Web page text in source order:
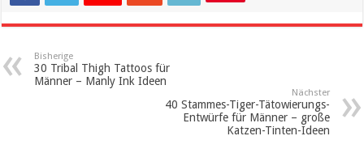
Bisherige
30 Tribal Thigh Tattoos für
Männer – Manly Ink Ideen
Nächster
40 Stammes-Tiger-Tätowierungs-
Entwürfe für Männer – große
Katzen-Tinten-Ideen